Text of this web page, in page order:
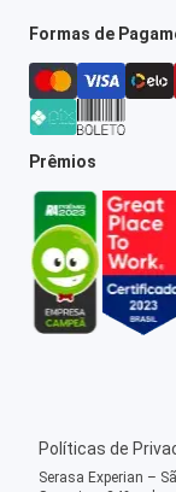
Formas de
Prêmios
Políticas de
Serasa Experian –